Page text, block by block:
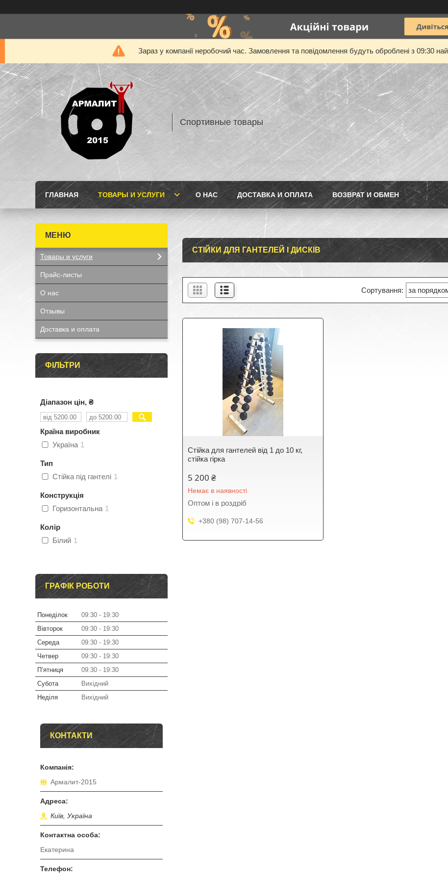
Зараз у компанії неробочий час. Замовлення та повідомлення будуть оброблені з 09:30
Спортивные товары
ГЛАВНАЯ ТОВАРЫ И УСЛУГИ О НАС ДОСТАВКА И ОПЛАТА ВОЗВРАТ И ОБМЕН
СТІЙКИ ДЛЯ ГАНТЕЛЕЙ І ДИСКІВ
Стійка для гантелей від 1 до 10 кг,
стійка гірка
5 200 ₴
Немає в наявності
Оптом і в роздріб
+380 (98) 707-14-56
Товары и услуги
Прайс-листы
О нас
Отзывы
Доставка и оплата
ФІЛЬТРИ
Діапазон цін, ₴
Країна виробник
Україна 1
Тип
Стійка під гантелі 1
Конструкція
Горизонтальна 1
Колір
Білий 1
ГРАФІК РОБОТИ
Понеділок 09:30
19:30
Вівторок
09:30
19:30
Середа
09:30
19:30
Четвер
09:30
19:30
Пʼятниця
09:30
19:30
Субота
Вихідний
Неділя
Вихідний
КОНТАКТИ
Армалит-2015
Київ, Україна
Екатерина